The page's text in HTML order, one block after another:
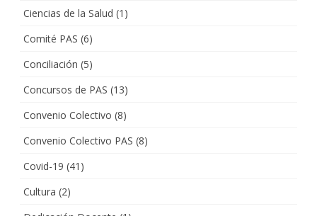
Ciencias de la Salud (1)
Comité PAS (6)
Conciliación (5)
Concursos de PAS (13)
Convenio Colectivo (8)
Convenio Colectivo PAS (8)
Covid-19 (41)
Cultura (2)